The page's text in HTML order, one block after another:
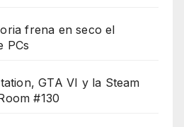
frena en seco el
PCs
GTA VI y la Steam
#130